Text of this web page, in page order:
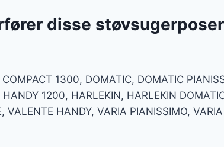
disse
1300, DOMATIC, DOMATIC
1200, HARLEKIN, HARLEKIN
VALENTE HANDY, VARIA PIANISSIMO,